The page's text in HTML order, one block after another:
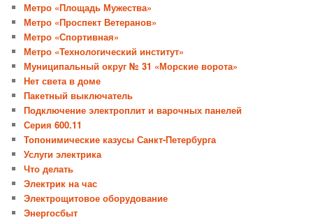
Метро «Площадь Мужества»
Метро «Проспект Ветеранов»
Метро «Спортивная»
Метро «Технологический институт»
Муниципальный округ № 31 «Морские ворота»
Нет света в доме
Пакетный выключатель
Подключение электроплит и варочных панелей
Серия 600.11
Топонимические казусы Санкт-Петербурга
Услуги электрика
Что делать
Электрик на час
Электрощитовое оборудование
Энергосбыт